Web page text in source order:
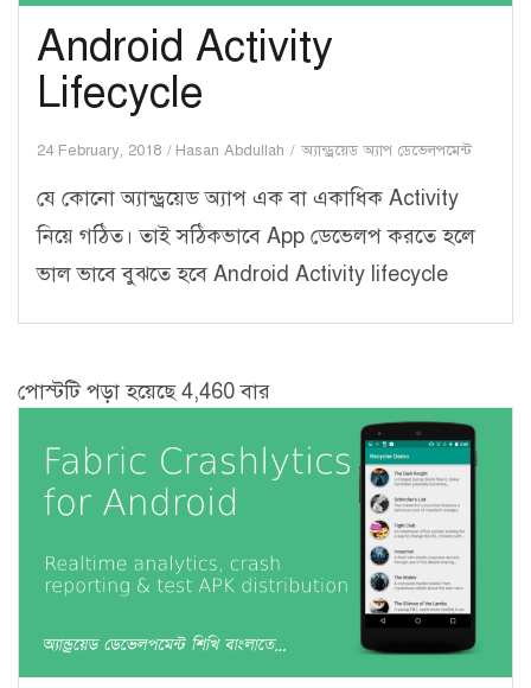
Android Activity
Lifecycle
24 February, 2018 Hasan Abdullah অ্যান্ড্রয়েড অ্যাপ ডেভেলপমেন্ট
যে কোনো অ্যান্ড্রয়েড অ্যাপ এক বা একাধিক Activity
নিয়ে গঠিত। তাই সঠিকভাবে App ডেভেলপ করতে হলে
ভাল ভাবে বুঝতে হবে Android Activity lifecycle
পোস্টটি পড়া হয়েছে 4,460 বার